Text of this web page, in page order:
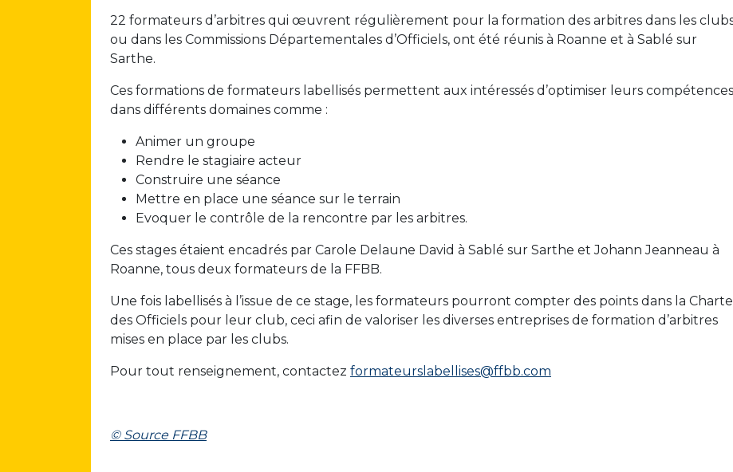
22 formateurs d’arbitres qui œuvrent régulièrement pour la formation des arbitres dans les
ou dans les Commissions Départementales d’Officiels, ont été réunis à Roanne et à Sablé sur
Sarthe.
Ces formations de formateurs labellisés permettent aux intéressés d’optimiser leurs compétences
dans différents domaines comme :
Animer un groupe
Rendre le stagiaire acteur
Construire une séance
Mettre en place une séance sur le terrain
Evoquer le contrôle de la rencontre par les arbitres.
Ces stages étaient encadrés par Carole Delaune David à Sablé sur Sarthe et Johann Jeanneau à
Roanne, tous deux formateurs de la FFBB.
Une fois labellisés à l’issue de ce stage, les formateurs pourront compter des points dans la Charte
des Officiels pour leur club, ceci afin de valoriser les diverses entreprises de formation d’arbitres
mises en place par les clubs.
Pour tout renseignement, contactez formateurslabellises@ffbb.com
© Source FFBB